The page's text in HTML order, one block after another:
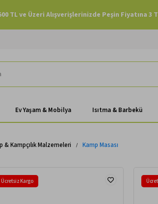
Havale Ödemenizde Sepette Ekstra %3
Ev Yaşam & Mobilya Isıtma & Barbekü
& Kampçılık Malzemeleri Kamp Masası
Ücretsiz Kargo